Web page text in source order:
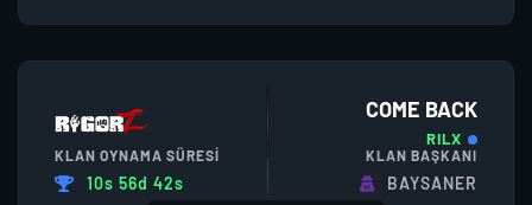
COME BACK
RILX
KLAN OYNAMA SÜRESI
10s 56d 42s
KLAN BAŞKANI
BAYSANER